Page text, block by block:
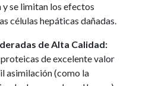
y se limitan los efectos
células hepáticas dañadas.
de Alta Calidad:
de excelente valor
asimilación (como la